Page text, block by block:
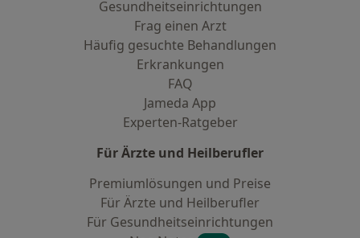
Gesundheitseinrichtungen
Frag einen Arzt
Häufig gesuchte Behandlungen
Erkrankungen
FAQ
Jameda App
Experten-Ratgeber
Für Ärzte und Heilberufler
Premiumlösungen und Preise
Für Ärzte und Heilberufler
Für Gesundheitseinrichtungen